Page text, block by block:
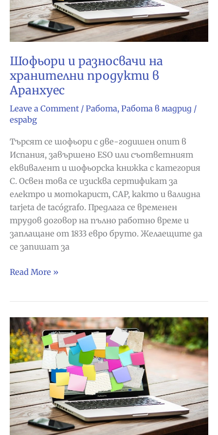
Шофьори и разносвачи на
хранителни продукти в
Аранхуес
Leave a Comment / Работа, Работа в мадрид /
espabg
Търсят се шофьори с две-годишен опит в
Испания, завършено ESO или съответният
еквивалент и шофьорска книжка с категория
C. Освен това се изисква сертификат за
електро и мотокарист, CAP, както и валидна
tarjeta de tacógrafo. Предлага се временен
трудов договор на пълно работно време и
заплащане от 1833 евро бруто. Желаещите да
се запишат за
Шофьори
хранителни
продукти
в
Аранхуес
Read More »